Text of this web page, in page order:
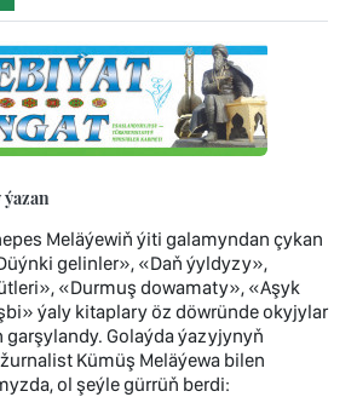
Meläýewiň ýiti galamyndan çykan
gelinler», «Daň ýyldyzy»,
«Durmuş dowamaty», «Aşyk
ýaly kitaplary öz döwründe okyjylar
Golaýda ýazyjynyň
Kümüş Meläýewa bilen
ol şeýle gürrüň berdi: